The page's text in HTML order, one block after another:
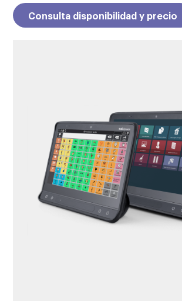
Consulta disponibilidad y precio